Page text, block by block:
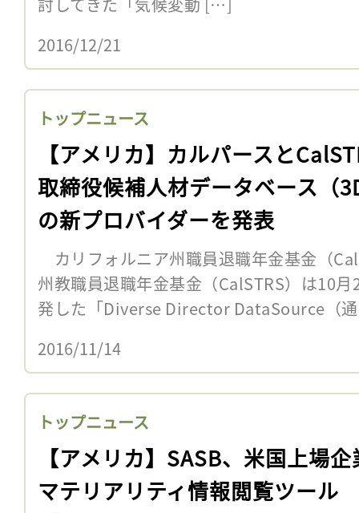
2016/12/21
トップニュース
【アメリカ】カルパースと
取締役候補人材データベース（
の新プロバイダーを発表
カリフォルニア州職員退職年金基金（
州教職員退職年金基金（CalSTRS）は10
発した「Diverse Director DataSource（
2016/11/14
トップニュース
【アメリカ】SASB、米国上場
マテリアリティ情報閲覧ツール